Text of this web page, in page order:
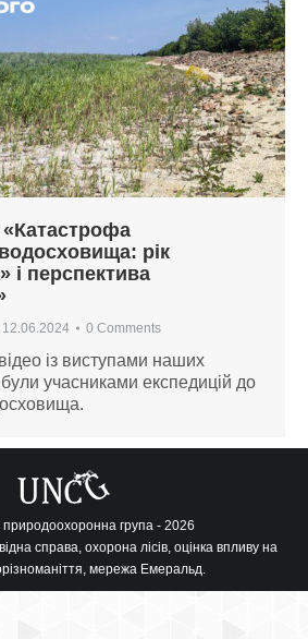
рік
і перспектива
12.06.2024 0 Comments
із виступами наших
були учасниками експедицій до
природоохоронна група - 2026
справа, охорона лісів, оцінка впливу на
мережа Емеральд.